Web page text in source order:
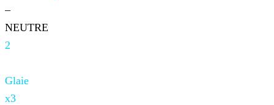
–
NEUTRE
2
Glaie
x3